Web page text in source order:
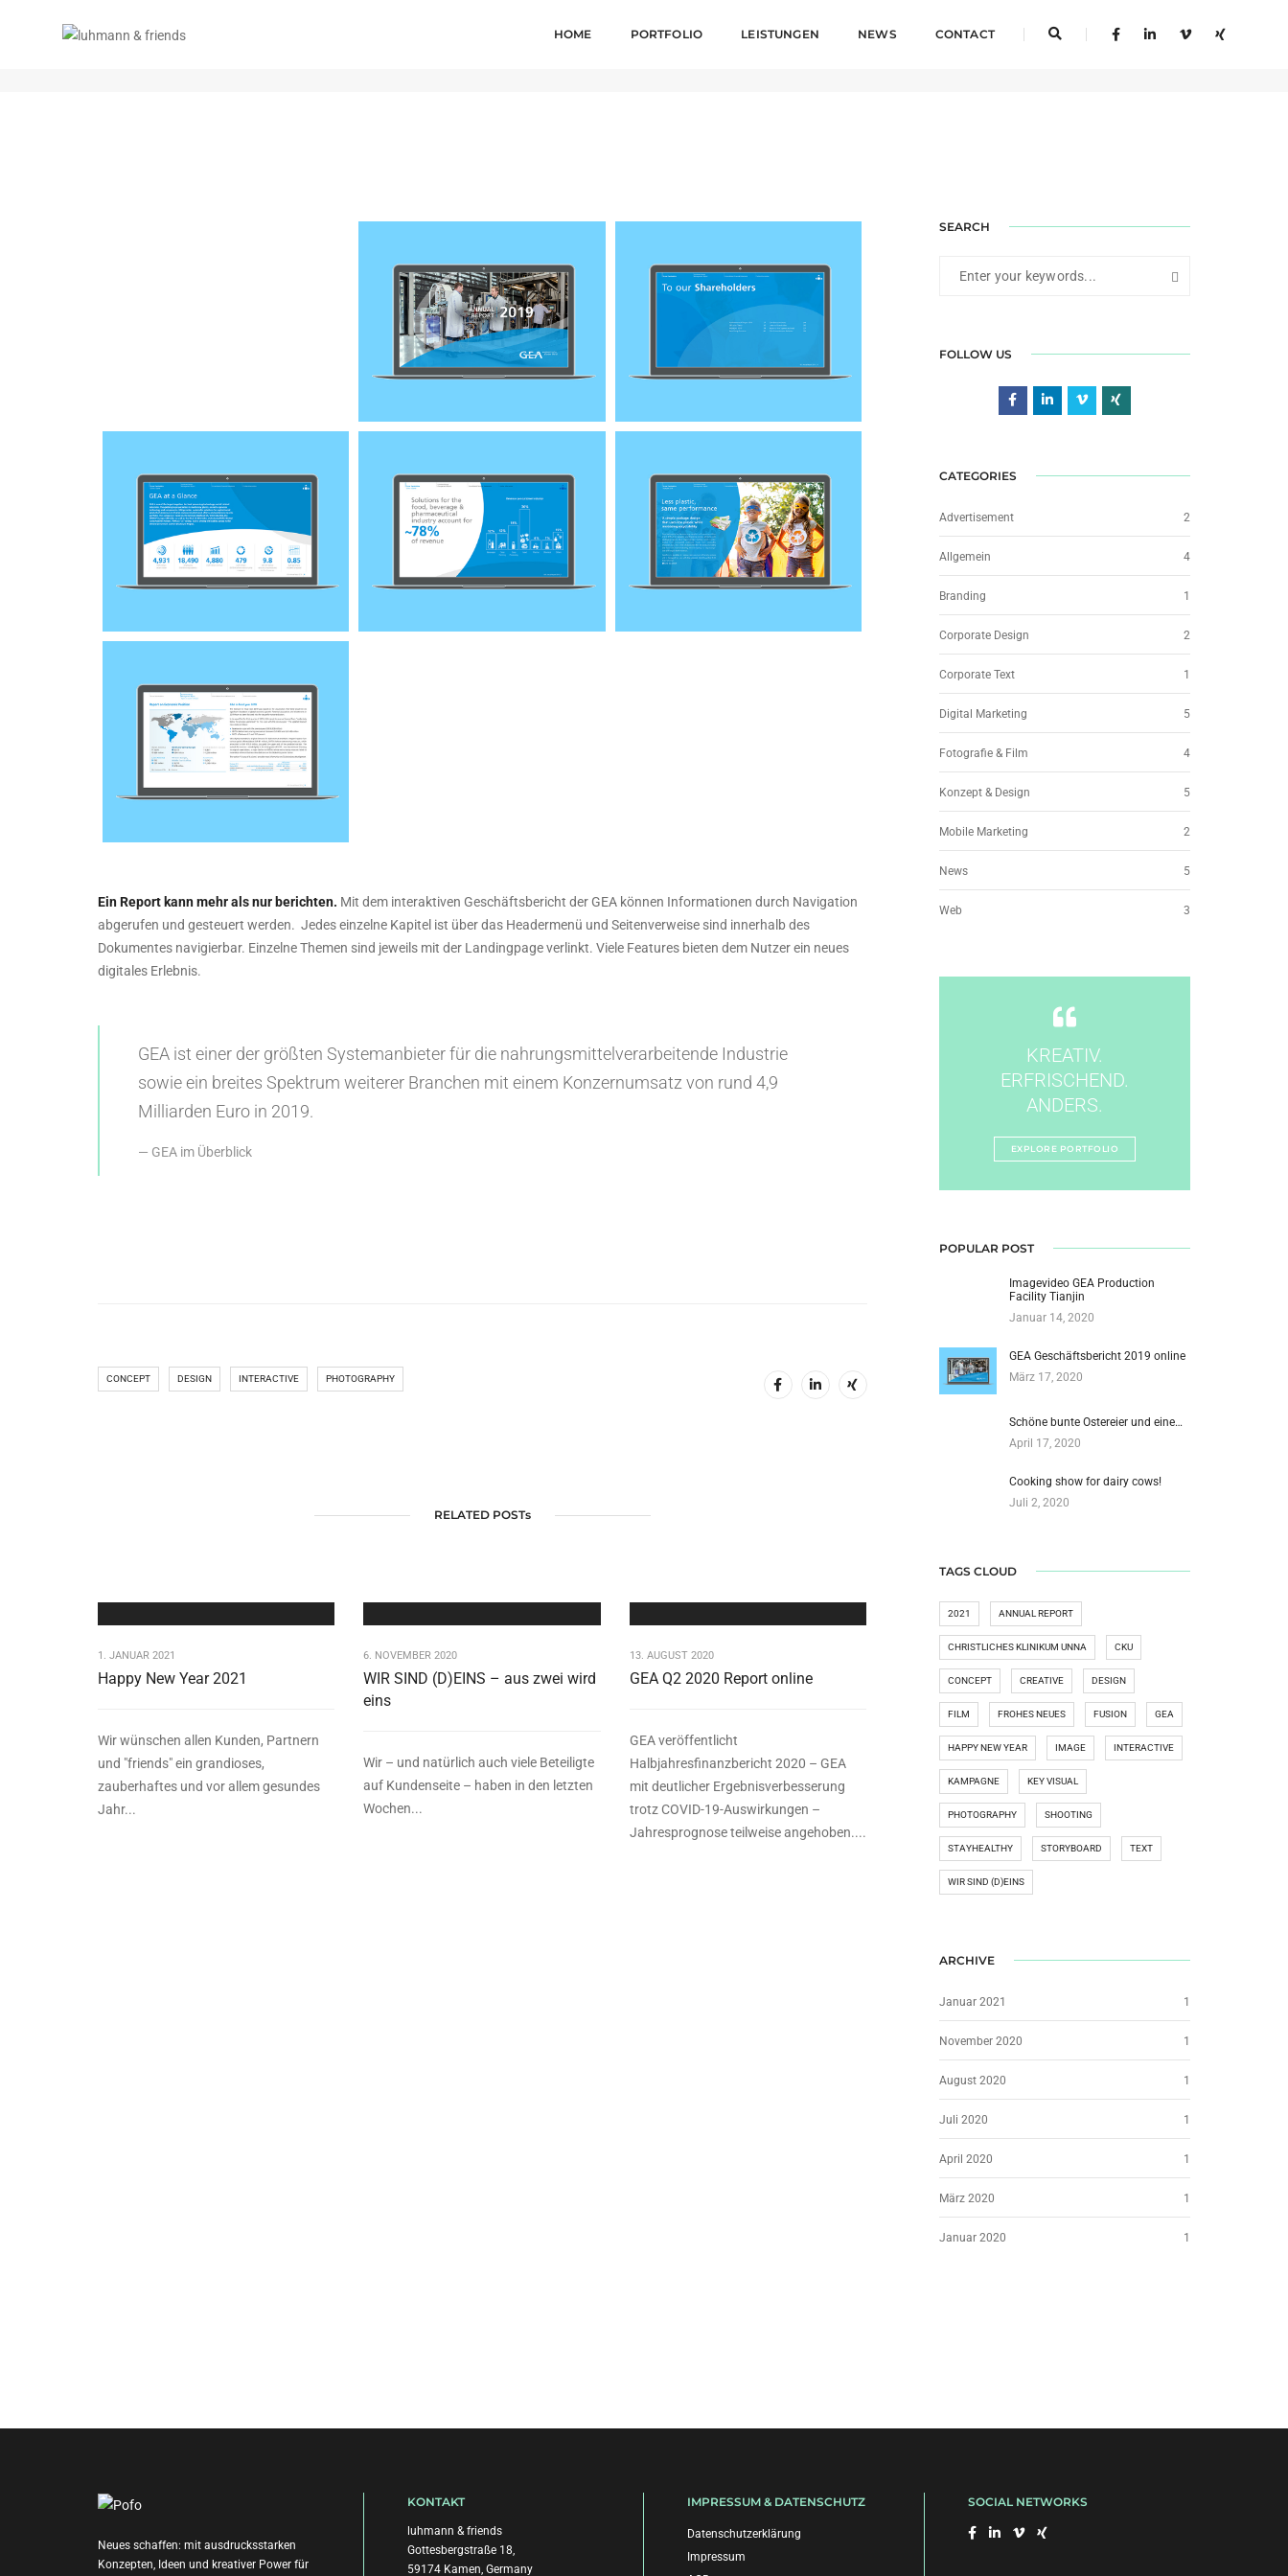
HOME PORTFOLIO LEISTUNGEN NEWS CONTACT
GEA GESCHÄFTSBERICHT 2019 ONLINE
Ein Report kann mehr als nur berichten. Mit dem interaktiven Geschäftsbericht der GEA können Informationen durch Navigation
abgerufen und gesteuert werden. Jedes einzelne Kapitel ist über das Headermenü und Seitenverweise sind innerhalb des
Dokumentes navigierbar. Einzelne Themen sind jeweils mit der Landingpage verlinkt. Viele Features bieten dem Nutzer ein neues
digitales Erlebnis.
GEA ist einer der größten Systemanbieter für die nahrungsmittelverarbeitende Industrie
sowie ein breites Spektrum weiterer Branchen mit einem Konzernumsatz von rund 4,9
Milliarden Euro in 2019.
GEA im Überblick
CONCEPT DESIGN INTERACTIVE PHOTOGRAPHY
RELATED POSTs
1. JANUAR 2021
Happy New Year 2021
Wir wünschen allen Kunden, Partnern
und "friends" ein grandioses,
zauberhaftes und vor allem gesundes
Jahr...
6. NOVEMBER 2020
WIR SIND (D)EINS – aus zwei wird
eins
Wir – und natürlich auch viele Beteiligte
auf Kundenseite – haben in den letzten
Wochen...
13. AUGUST 2020
GEA Q2 2020 Report online
GEA veröffentlicht
Halbjahresfinanzbericht 2020 – GEA
mit deutlicher Ergebnisverbesserung
trotz COVID-19-Auswirkungen –
Jahresprognose teilweise angehoben....
SEARCH
FOLLOW US
CATEGORIES
Advertisement 2
Allgemein 4
Branding 1
Corporate Design 2
Corporate Text 1
Digital Marketing 5
Fotografie & Film 4
Konzept & Design 5
Mobile Marketing 2
News 5
Web 3
KREATIV.
ERFRISCHEND.
ANDERS.
EXPLORE PORTFOLIO
POPULAR POST
Imagevideo GEA Production
Facility Tianjin
Januar 14, 2020
GEA Geschäftsbericht 2019 online
März 17, 2020
Schöne bunte Ostereier und eine…
April 17, 2020
Cooking show for dairy cows!
Juli 2, 2020
TAGS CLOUD
2021 ANNUAL REPORT
CHRISTLICHES KLINIKUM UNNA CKU
CONCEPT CREATIVE DESIGN
FILM FROHES NEUES FUSION GEA
HAPPY NEW YEAR IMAGE INTERACTIVE
KAMPAGNE KEY VISUAL
PHOTOGRAPHY SHOOTING
STAYHEALTHY STORYBOARD TEXT
WIR SIND (D)EINS
ARCHIVE
Januar 2021 1
November 2020 1
August 2020 1
Juli 2020 1
April 2020 1
März 2020 1
Januar 2020 1
Neues schaffen: mit ausdrucksstarken
Konzepten, Ideen und kreativer Power für
KONTAKT
luhmann & friends
Gottesbergstraße 18,
59174 Kamen, Germany
IMPRESSUM & DATENSCHUTZ
Datenschutzerklärung
Impressum
SOCIAL NETWORKS